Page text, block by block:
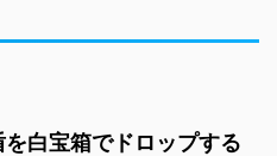
白宝箱でドロップする